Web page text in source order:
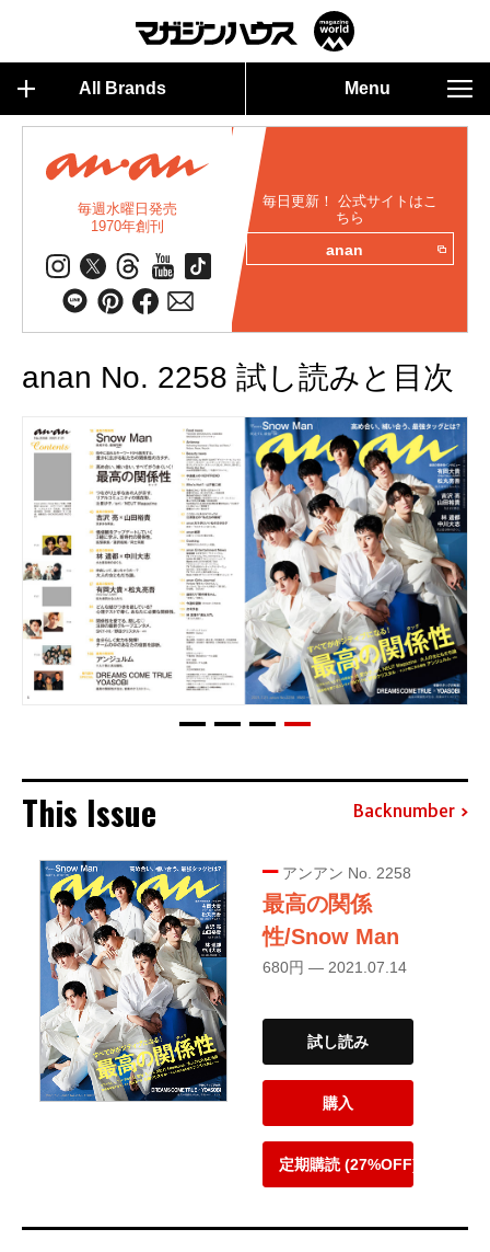
All Brands Menu
毎週水曜日発売
1970年創刊
毎日更新！ 公式サイトはこ
ちら
anan
anan No. 2258 試し読みと目次
This Issue Backnumber
アンアン No. 2258
最高の関係
性/Snow Man
680円 — 2021.07.14
試し読み
購入
定期購読 (27%OFF)